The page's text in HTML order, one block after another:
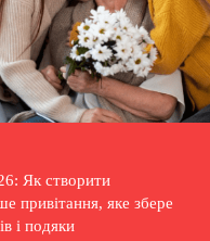
Як створити
привітання, яке збере
і подяки